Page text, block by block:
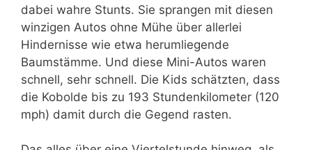
dabei wahre Stunts. Sie sprangen mit diesen
winzigen Autos ohne Mühe über allerlei
Hindernisse wie etwa herumliegende
Baumstämme. Und diese Mini-Autos waren
schnell, sehr schnell. Die Kids schätzten, dass
die Kobolde bis zu 193 Stundenkilometer (120
mph) damit durch die Gegend rasten.